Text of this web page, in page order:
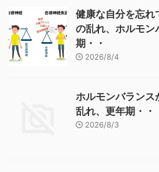
健康な自分を忘れ
の乱れ、ホルモン
期・・
2026/8/4
ホルモンバランス
乱れ、更年期・・
2026/8/3